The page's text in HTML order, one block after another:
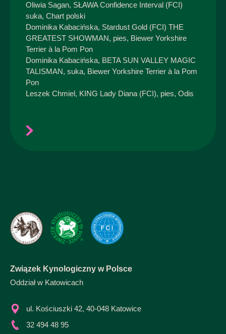
Oliwia Sagan, SŁAWA Confidence Interval (FCI)
suka, Chart polski
Dominika Kabacińska, Stardust Gold (FCI) THE
GREATEST SHOWMAN, pies, Biewer Yorkshire
Terrier à la Pom Pon
Dominika Kabacińska, BETA SUN VALLEY MAGIC
TALISMAN, suka, Biewer Yorkshire Terrier à la Pom
Pon
Leszek Chmiel, KING Lady Diana (FCI), pies, Odis
Związek Kynologiczny w Polsce
Oddział w Katowicach
ul. Kościuszki 42, 40-048 Katowice
32 494 48 95